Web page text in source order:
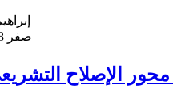
22 صفر 1448 هـ
محور الإصلاح